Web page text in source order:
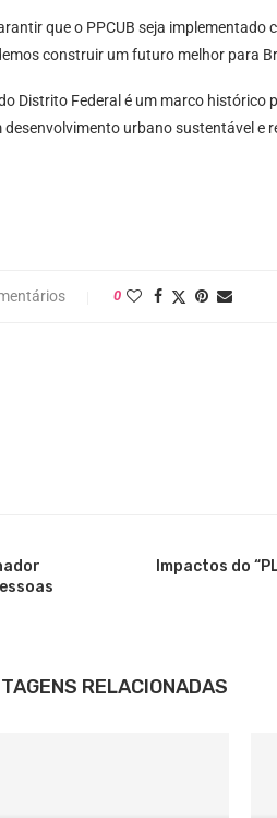
que o PPCUB seja implementado
construir um futuro melhor para
Distrito Federal é um marco histórico
urbano sustentável e
0
Impactos do
RELACIONADAS